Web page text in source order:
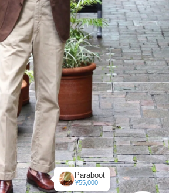
Paraboot
¥55,000